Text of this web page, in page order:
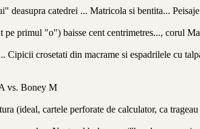
catedrei ... Matricola si bentita...
primul "o") baisse cent centrimetres..., corul
crosetati din macrame si espadrilele cu
vs. Boney M
(ideal, cartele perforate de calculator, ca